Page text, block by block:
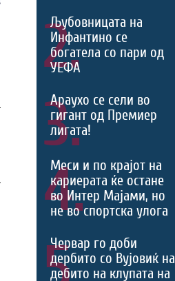
2.
Љубовницата на
Инфантино се
богатела со пари од
УЕФА
3.
Араухо се сели во
гигант од Премиер
лигата!
4.
Меси и по крајот на
кариерата ќе остане
во Интер Мајами, но
не во спортска улога
Червар го доби
дербито со Вујовиќ на
дебито на клупата на